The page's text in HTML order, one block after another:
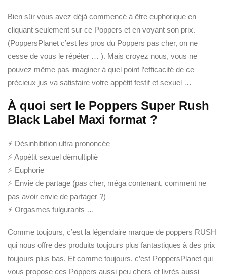
Bien sûr vous avez déjà commencé à être euphorique en
cliquant seulement sur ce Poppers et en voyant son prix.
(PoppersPlanet c’est les pros du Poppers pas cher, on ne
cesse de vous le répéter … ). Mais croyez nous, vous ne
pouvez même pas imaginer à quel point l’efficacité de ce
précieux jus va satisfaire votre appétit festif et sexuel …
À quoi sert le Poppers Super Rush
Black Label Maxi format ?
⚡ Désinhibition ultra prononcée
⚡ Appétit sexuel démultiplié
⚡ Euphorie
⚡ Envie de partage (pas cher, méga contenant, comment ne
pas avoir envie de partager ?)
⚡ Orgasmes fulgurants …
Comme toujours, c’est la légendaire marque de poppers RUSH
qui nous offre des produits toujours plus fantastiques à des prix
toujours plus bas. Et comme toujours, c’est PoppersPlanet qui
vous propose ces Poppers aussi peu chers et livrés aussi